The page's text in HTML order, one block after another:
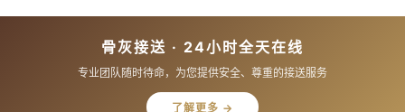
骨灰接送 · 24小时全天在线
专业团队随时待命，为您提供安全、尊重的接送服务
了解更多 →